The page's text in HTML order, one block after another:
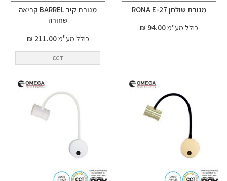
מנורת שולחן RONA E-27
כולל מע"מ94.00 ₪
מנורת קיר BARREL קריאה
שחורה
כולל מע"מ211.00 ₪
CCT